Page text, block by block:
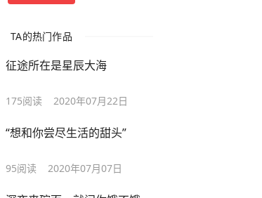
TA的热门作品
征途所在是星辰大海
175阅读 2020年07月22日
“想和你尝尽生活的甜头”​​​​
95阅读 2020年07月07日